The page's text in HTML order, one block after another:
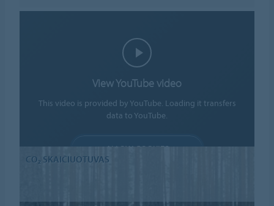
View YouTube video
This video is provided by YouTube. Loading it transfers
data to YouTube.
ALLOW COOKIES
CO₂ SKAIČIUOTUVAS